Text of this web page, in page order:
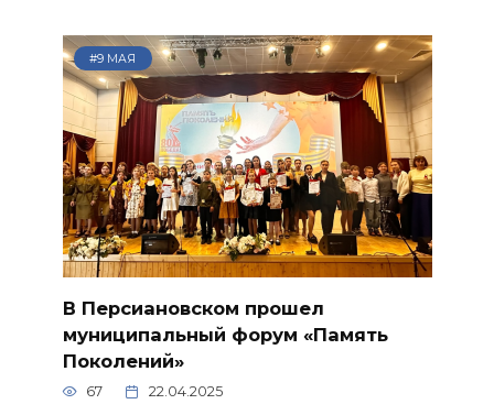
#9 МАЯ
В Персиановском прошел
муниципальный форум «Память
Поколений»
67 22.04.2025